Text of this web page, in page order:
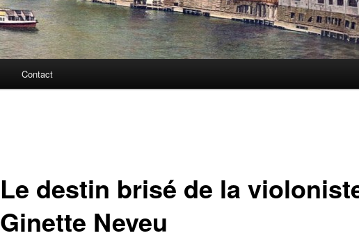
Contact
Le destin brisé de la
Ginette Neveu